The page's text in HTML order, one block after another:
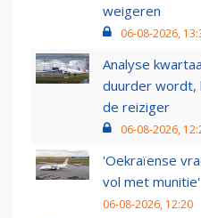
weigeren
06-08-2026,
Analyse
duurder wordt,
de reiziger
06-08-2026,
'Oekraïense
vol met munitie'
06-08-2026, 12:20